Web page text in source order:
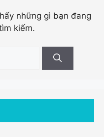
những gì bạn đang
kiếm.